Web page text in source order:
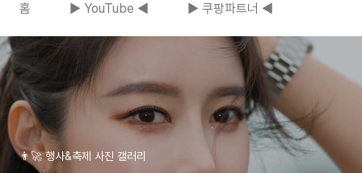
홈 ▶ YouTube ◀ ▶ 쿠팡파트너 ◀
👨‍🚀 행사&축제 사진 갤러리